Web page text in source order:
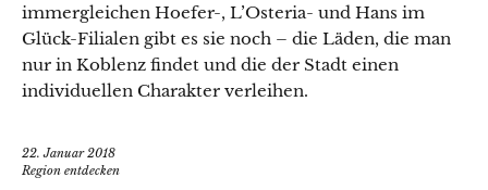
immergleichen Hoefer-, L’Osteria- und Hans im
Glück-Filialen gibt es sie noch – die Läden, die man
nur in Koblenz findet und die der Stadt einen
individuellen Charakter verleihen.
22. Januar 2018
Region entdecken